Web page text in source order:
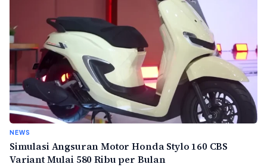
NEWS
Simulasi Angsuran Motor Honda Stylo 160 CBS
Variant Mulai 580 Ribu per Bulan